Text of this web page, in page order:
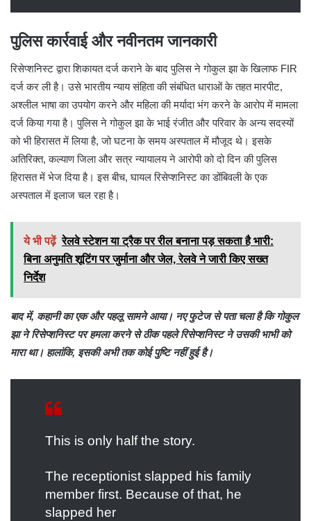
पुलिस कार्रवाई और नवीनतम जानकारी
रिसेप्शनिस्ट द्वारा शिकायत दर्ज कराने के बाद पुलिस ने गोकुल झा के खिलाफ FIR
दर्ज कर ली है। उसे भारतीय न्याय संहिता की संबंधित धाराओं के तहत मारपीट,
अश्लील भाषा का उपयोग करने और महिला की मर्यादा भंग करने के आरोप में मामला
दर्ज किया गया है। पुलिस ने गोकुल झा के भाई रंजीत और परिवार के अन्य सदस्यों
को भी हिरासत में लिया है, जो घटना के समय अस्पताल में मौजूद थे। इसके
अतिरिक्त, कल्याण जिला और सत्र न्यायालय ने आरोपी को दो दिन की पुलिस
हिरासत में भेज दिया है। इस बीच, घायल रिसेप्शनिस्ट का डोंबिवली के एक
अस्पताल में इलाज चल रहा है।
ये भी पढ़ें रेलवे स्टेशन या ट्रैक पर रील बनाना पड़ सकता है भारी:
बिना अनुमति शूटिंग पर जुर्माना और जेल, रेलवे ने जारी किए सख्त
निर्देश
बाद में, कहानी का एक और पहलू सामने आया। नए फुटेज से पता चला है कि गोकुल
झा ने रिसेप्शनिस्ट पर हमला करने से ठीक पहले रिसेप्शनिस्ट ने उसकी भाभी को
मारा था। हालांकि, इसकी अभी तक कोई पुष्टि नहीं हुई है।
This is only half the story.
The receptionist slapped his family
member first. Because of that, he
slapped her